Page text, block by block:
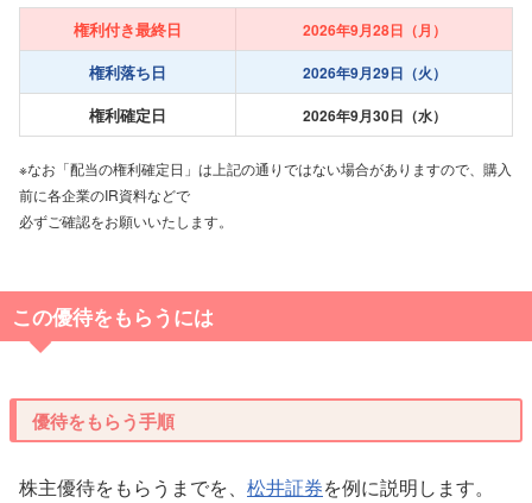
権利付き最終日 2026年9月28日（月）
権利落ち日 2026年9月29日（火）
権利確定日 2026年9月30日（水）
※なお「配当の権利確定日」は上記の通りではない場合がありますので、購入
前に各企業のIR資料などで
必ずご確認をお願いいたします。
この優待をもらうには
優待をもらう手順
株主優待をもらうまでを、 松井証券を例に説明します。